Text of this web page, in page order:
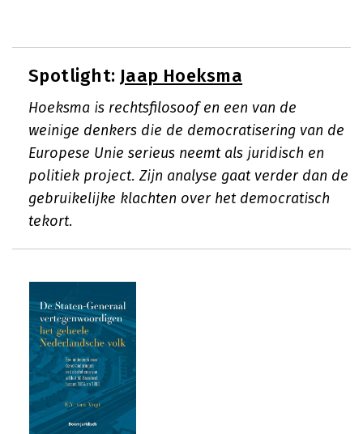
Spotlight: Jaap Hoeksma
Hoeksma is rechtsfilosoof en een van de
weinige denkers die de democratisering van de
Europese Unie serieus neemt als juridisch en
politiek project. Zijn analyse gaat verder dan de
gebruikelijke klachten over het democratisch
tekort.